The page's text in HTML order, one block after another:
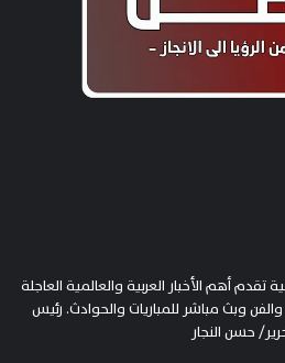
تقدم أهم الأخبار العربية والعالمية العاجلة
والفن وبث مباشر للمباريات والحوادث. رئيس
حسن النجار